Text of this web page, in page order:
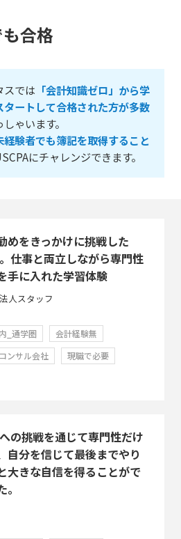
合格
スでは 「会計知識ゼロ」から学
タートして合格された方が多数
ゃいます。
経験者でも簿記を取得すること
にチャレンジできます。
めをきっかけに挑戦した
仕事と両立しながら専門性
手に入れた学習体験
人スタッフ
_通学圏
会計経験無
ンサル会社
現職で必要
の挑戦を通じて専門性だけ
自分を信じて最後までやり
大きな自信を得ることがで